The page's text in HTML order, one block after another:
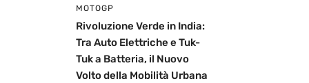
MOTOGP
Rivoluzione Verde in India:
Tra Auto Elettriche e Tuk-
Tuk a Batteria, il Nuovo
Volto della Mobilità Urbana